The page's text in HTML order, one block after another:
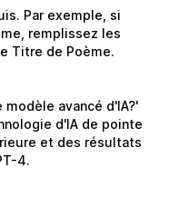
Par exemple, si
remplissez les
Titre de Poème.
avancé d'IA?'
d'IA de pointe
et des résultats
4.